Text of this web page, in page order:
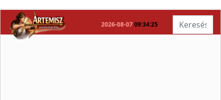
2026-08-07 09:34:26 Keresés...